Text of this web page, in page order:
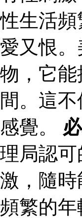
性生活
愛又恨
物，它
間。這
感覺。
理局認
激，隨
頻繁的